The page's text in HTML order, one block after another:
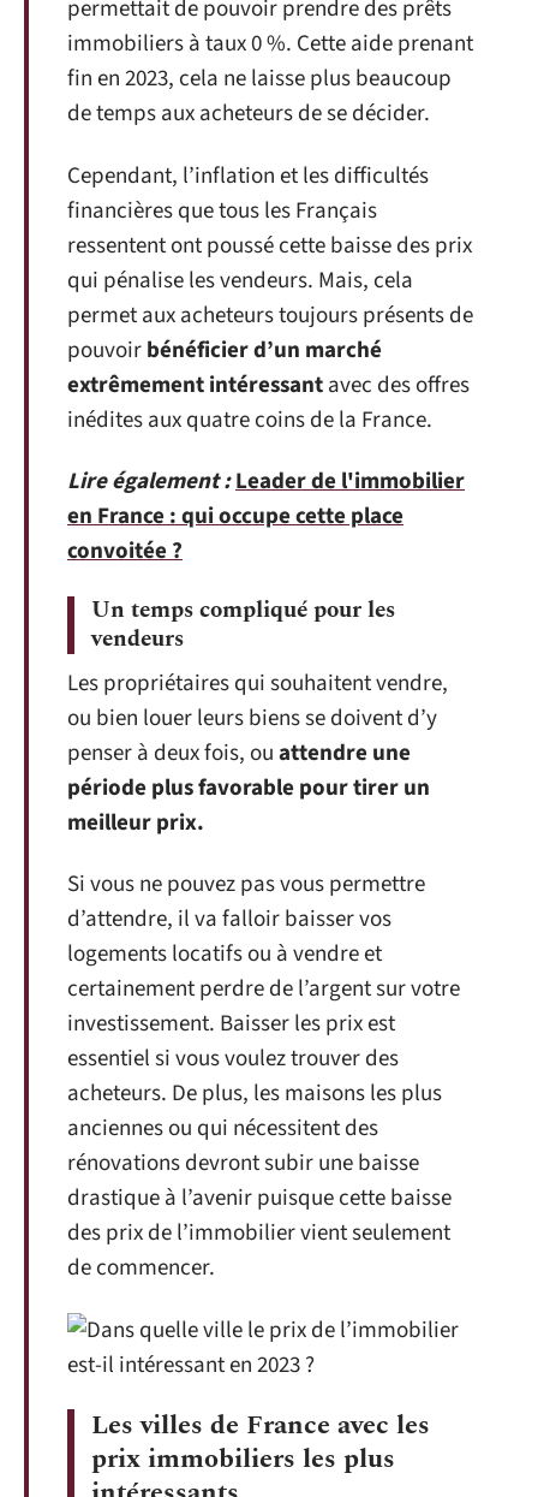
permettait de pouvoir prendre des prêts
immobiliers à taux 0 %. Cette aide prenant
fin en 2023, cela ne laisse plus beaucoup
de temps aux acheteurs de se décider.
Cependant, l’inflation et les difficultés
financières que tous les Français
ressentent ont poussé cette baisse des prix
qui pénalise les vendeurs. Mais, cela
permet aux acheteurs toujours présents de
pouvoirbénéficier d’un marché
extrêmement intéressantavec des offres
inédites aux quatre coins de la France.
Lire également :Leader de l'immobilier
en France : qui occupe cette place
convoitée ?
Un temps compliqué pour les
vendeurs
Les propriétaires qui souhaitent vendre,
ou bien louer leurs biens se doivent d’y
penser à deux fois, ouattendre une
période plus favorable pour tirer un
meilleur prix.
Si vous ne pouvez pas vous permettre
d’attendre, il va falloir baisser vos
logements locatifs ou à vendre et
certainement perdre de l’argent sur votre
investissement. Baisser les prix est
essentiel si vous voulez trouver des
acheteurs. De plus, les maisons les plus
anciennes ou qui nécessitent des
rénovations devront subir une baisse
drastique à l’avenir puisque cette baisse
des prix de l’immobilier vient seulement
de commencer.
Les villes de France avec les
prix immobiliers les plus